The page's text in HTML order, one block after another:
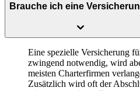
Brauche ich eine
Eine spezielle Versicherung
zwingend notwendig, wird
meisten Charterfirmen
Zusätzlich wird oft der